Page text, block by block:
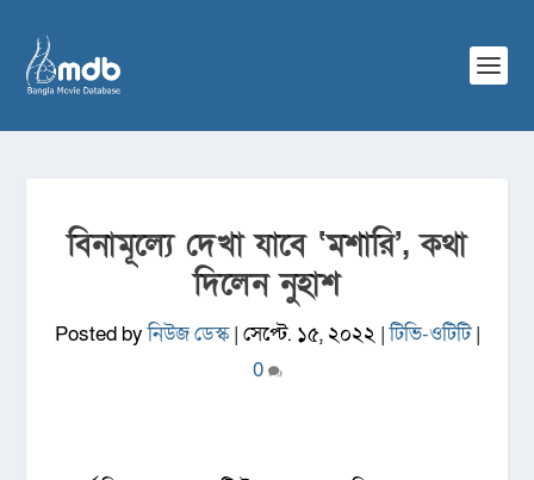
বিনামূল্যে দেখা যাবে ‘মশারি’, কথা
দিলেন নুহাশ
Posted byনিউজ ডেস্ক| সেপ্টে. ১৫, ২০২২ |টিভি-ওটিটি|
0